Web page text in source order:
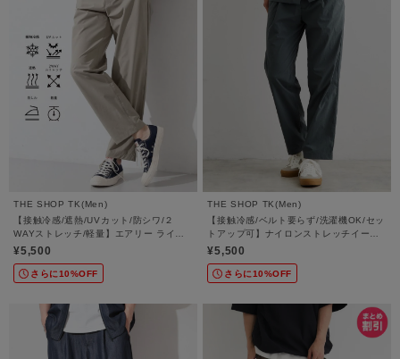
THE SHOP TK(Men)
【接触冷感/遮熱/UVカット/防シワ/２
WAYストレッチ/軽量】エアリー ライト
テックス イージーパンツ
¥5,500
さらに10%OFF
THE SHOP TK(Men)
【接触冷感/ベルト要らず/洗濯機OK/セッ
トアップ可】ナイロンストレッチイージ
ーパンツ
¥5,500
さらに10%OFF